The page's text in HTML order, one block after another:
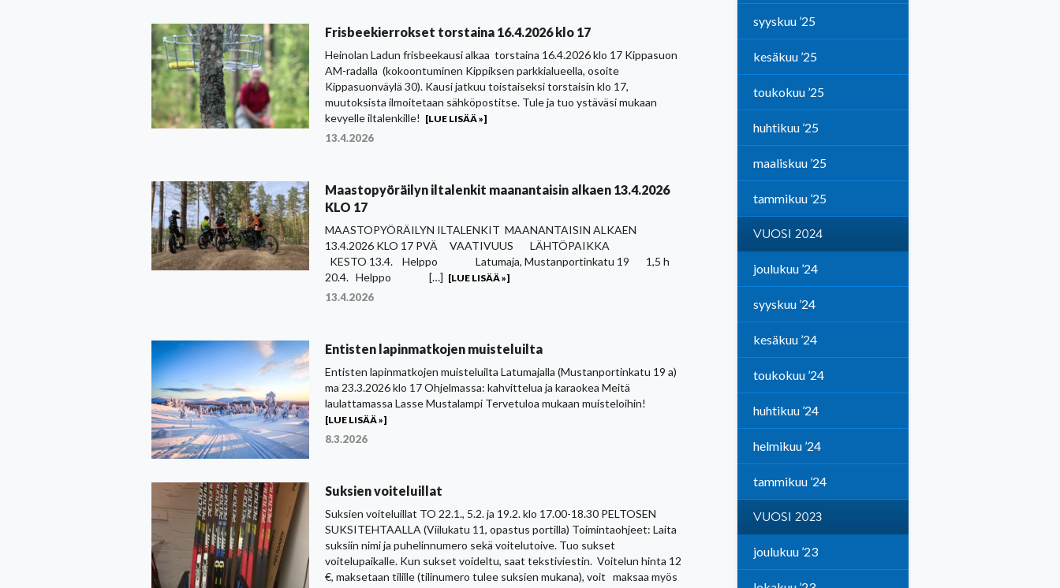
Frisbeekierrokset torstaina 16.4.2026 klo 17
Heinolan Ladun frisbeekausi alkaa torstaina 16.4.2026 klo 17 Kippasuon
AM-radalla (kokoontuminen Kippiksen parkkialueella, osoite
Kippasuonväylä 30). Kausi jatkuu toistaiseksi torstaisin klo 17,
muutoksista ilmoitetaan sähköpostitse. Tule ja tuo ystäväsi mukaan
kevyelle iltalenkille! [LUE LISÄÄ »]
13.4.2026
Maastopyöräilyn iltalenkit maanantaisin alkaen 13.4.2026
KLO 17
MAASTOPYÖRÄILYN ILTALENKIT MAANANTAISIN ALKAEN
13.4.2026 KLO 17 PVÄ VAATIVUUS LÄHTÖPAIKKA
KESTO 13.4. Helppo Latumaja, Mustanportinkatu 19 1,5 h
20.4. Helppo […] [LUE LISÄÄ »]
13.4.2026
Entisten lapinmatkojen muisteluilta
Entisten lapinmatkojen muisteluilta Latumajalla (Mustanportinkatu 19 a)
ma 23.3.2026 klo 17 Ohjelmassa: kahvittelua ja karaokea Meitä
laulattamassa Lasse Mustalampi Tervetuloa mukaan muisteloihin!
[LUE LISÄÄ »]
8.3.2026
Suksien voiteluillat
Suksien voiteluillat TO 22.1., 5.2. ja 19.2. klo 17.00-18.30 PELTOSEN
SUKSITEHTAALLA (Viilukatu 11, opastus portilla) Toimintaohjeet: Laita
suksiin nimi ja puhelinnumero sekä voitelutoive. Tuo sukset
voitelupaikalle. Kun sukset voideltu, saat tekstiviestin. Voitelun hinta 12
€, maksetaan tilille (tilinumero tulee suksien mukana), voit maksaa myös
syyskuu ’25
kesäkuu ’25
toukokuu ’25
huhtikuu ’25
maaliskuu ’25
tammikuu ’25
VUOSI 2024
joulukuu ’24
syyskuu ’24
kesäkuu ’24
toukokuu ’24
huhtikuu ’24
helmikuu ’24
tammikuu ’24
VUOSI 2023
joulukuu ’23